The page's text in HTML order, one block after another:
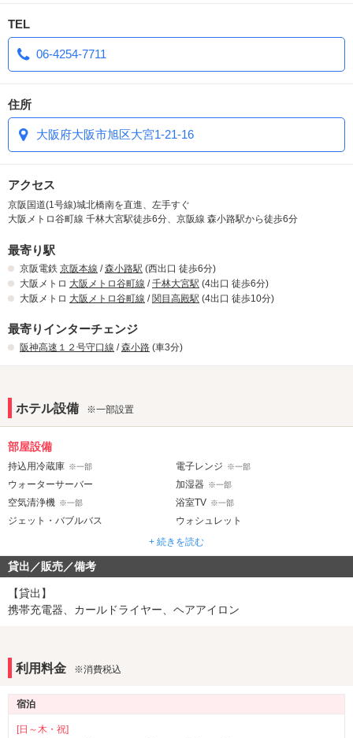
TEL
06-4254-7711
住所
大阪府大阪市旭区大宮1-21-16
アクセス
京阪国道(1号線)城北橋南を直進、左手すぐ
大阪メトロ谷町線 千林大宮駅徒歩6分、京阪線 森小路駅から徒歩6分
最寄り駅
京阪電鉄 京阪本線 /森小路駅 (西出口 徒歩6分)
大阪メトロ 大阪メトロ谷町線 /千林大宮駅 (4出口 徒歩6分)
大阪メトロ 大阪メトロ谷町線 / 関目高殿駅 (4出口 徒歩10分)
最寄りインターチェンジ
阪神高速１２号守口線 /森小路 (車3分)
ホテル設備 ※一部設置
部屋設備
持込用冷蔵庫 ※一部 電子レンジ ※一部
ウォーターサーバー 加湿器 ※一部
空気清浄機 ※一部 浴室TV ※一部
ジェット・バブルバス ウォシュレット
VOD
iPhone充電器
ヘアアイロン
コスプレ ※一部
部屋タイプ
和室 ※一部
+ 続きを読む
貸出／販売／備考
【貸出】
携帯充電器、カールドライヤー、ヘアアイロン
利用料金 ※消費税込
宿泊
[日～木・祝]